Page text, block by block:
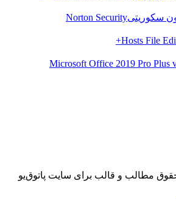
Norton Security
Hosts
مطالب و قالب برای سایت پاتوق‌یو